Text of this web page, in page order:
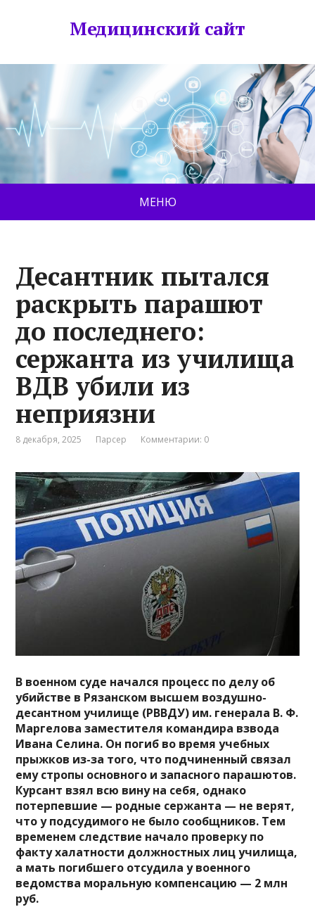
Медицинский сайт
МЕНЮ
Десантник пытался
раскрыть парашют
до последнего:
сержанта из училища
ВДВ убили из
неприязни
8 декабря, 2025 Парсер Комментарии: 0
В военном суде начался процесс по делу об
убийстве в Рязанском высшем воздушно-
десантном училище (РВВДУ) им. генерала В. Ф.
Маргелова заместителя командира взвода
Ивана Селина. Он погиб во время учебных
прыжков из-за того, что подчиненный связал
ему стропы основного и запасного парашютов.
Курсант взял всю вину на себя, однако
потерпевшие — родные сержанта — не верят,
что у подсудимого не было сообщников. Тем
временем следствие начало проверку по
факту халатности должностных лиц училища,
а мать погибшего отсудила у военного
ведомства моральную компенсацию — 2 млн
руб.